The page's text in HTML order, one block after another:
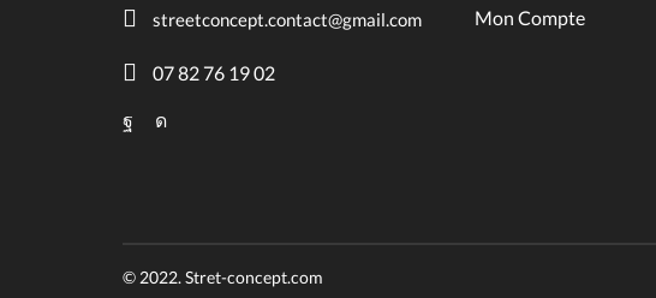
streetconcept.contact@gmail.com
07 82 76 19 02
FacebookInstagram
Mon Compte
© 2022. Stret-concept.com